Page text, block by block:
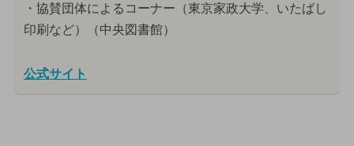
・協賛団体によるコーナー（東京家政大学、いたばし
印刷など）（中央図書館）
公式サイト